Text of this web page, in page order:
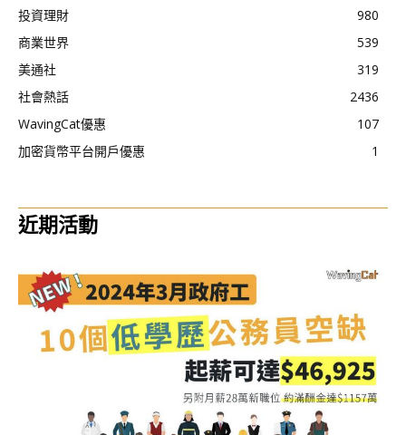
投資理財
980
商業世界
539
美通社
319
社會熱話
2436
WavingCat優惠
107
加密貨幣平台開戶優惠
1
近期活動